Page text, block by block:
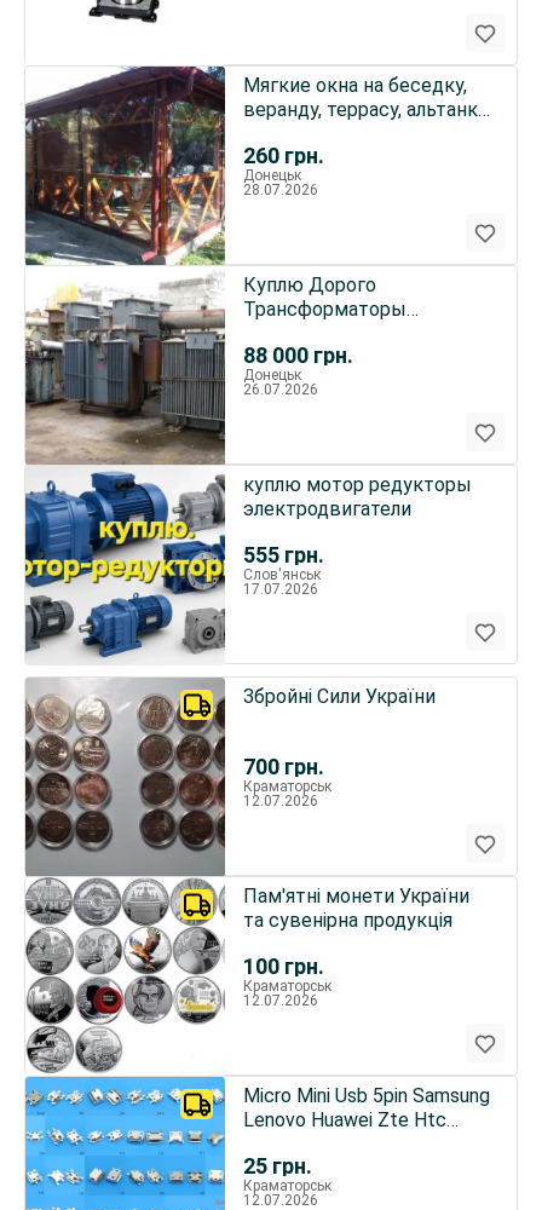
260 грн.
Мягкие окна на беседку,
веранду, террасу, альтанку,
Донецьк
28.07.2026
88 000 грн.
Куплю Дорого
Трансформаторы
Донецьк
26.07.2026
555 грн.
куплю мотор редукторы
электродвигатели
Слов'янськ
17.07.2026
700 грн.
Збройні Сили України
Краматорськ
12.07.2026
100 грн.
Пам'ятні монети України
та сувенірна продукція
Краматорськ
12.07.2026
25 грн.
Micro Mini Usb 5pin Samsung
Lenovo Huawei Zte Htc
Краматорськ
12.07.2026